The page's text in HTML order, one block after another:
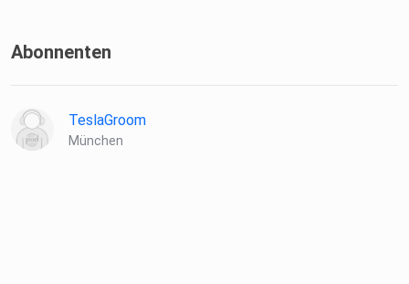
Instagram
Abonnenten
TeslaGroom
München